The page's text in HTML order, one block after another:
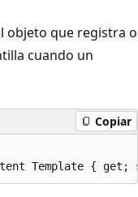
objeto que registra o
cuando un
Copiar
Template {